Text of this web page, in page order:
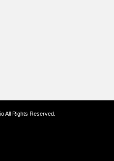
All Rights Reserved.